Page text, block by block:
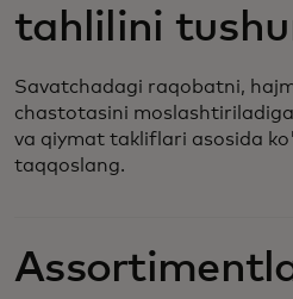
tahlilini
Savatchadagi raqobatni,
chastotasini
va qiymat takliflari asosida
taqqoslang.